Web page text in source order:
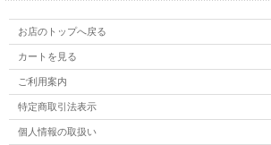
お店のトップへ戻る
カートを見る
ご利用案内
特定商取引法表示
個人情報の取扱い